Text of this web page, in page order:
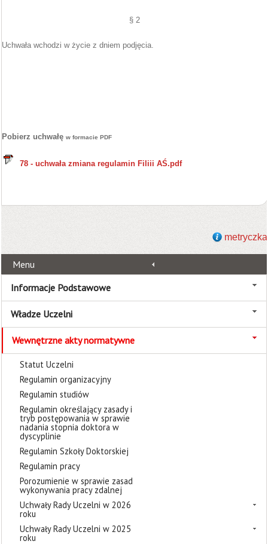
§ 2
Uchwała wchodzi w życie z dniem podjęcia.
Pobierz uchwałę w formacie PDF
78 - uchwała zmiana regulamin Filiii AŚ.pdf
metryczka
Menu
Informacje Podstawowe
Władze Uczelni
Wewnętrzne akty normatywne
Statut Uczelni
Regulamin organizacyjny
Regulamin studiów
Regulamin określający zasady i
tryb postępowania w sprawie
nadania stopnia doktora w
dyscyplinie
Regulamin Szkoły Doktorskiej
Regulamin pracy
Porozumienie w sprawie zasad
wykonywania pracy zdalnej
Uchwały Rady Uczelni w 2026
roku
Uchwały Rady Uczelni w 2025
roku